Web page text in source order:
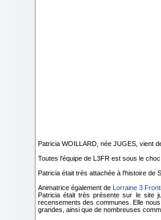
Patricia WOILLARD, née JUGES, vient
Toutes l'équipe de L3FR est sous le
Patricia était très attachée à l'histoire de
Animatrice également de Lorraine 3
Patricia était très présente sur le site
recensements des communes. Elle
grandes, ainsi que de nombreuses